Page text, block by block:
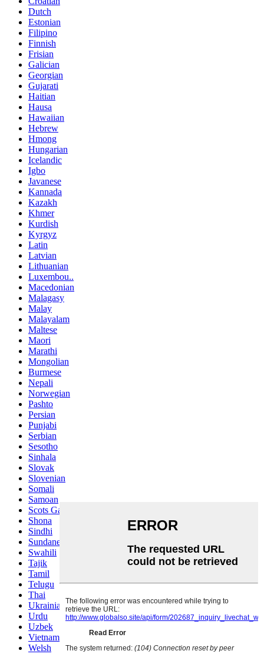
Dutch
Estonian
Filipino
Finnish
Frisian
Galician
Georgian
Gujarati
Haitian
Hausa
Hawaiian
Hebrew
Hmong
Hungarian
Icelandic
Igbo
Javanese
Kannada
Kazakh
Khmer
Kurdish
Kyrgyz
Latin
Latvian
Lithuanian
Luxembou..
Macedonian
Malagasy
Malay
Malayalam
Maltese
Maori
Marathi
Mongolian
Burmese
Nepali
Norwegian
Pashto
Persian
Punjabi
Serbian
Sesotho
Sinhala
Slovak
Slovenian
Somali
Samoan
Scots Gaelic
Shona
Sindhi
Sundanese
Swahili
Tajik
Tamil
Telugu
Thai
Ukrainian
Urdu
Uzbek
Vietnamese
Welsh